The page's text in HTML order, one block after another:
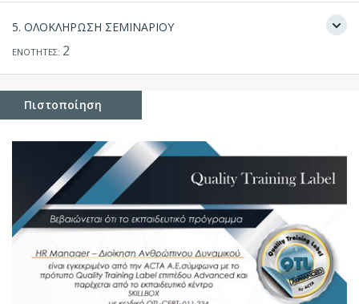
5. ΟΛΟΚΛΗΡΩΣΗ ΣΕΜΙΝΑΡΙΟΥ
ΕΝΟΤΗΤΕΣ: 2
Πιστοποίηση